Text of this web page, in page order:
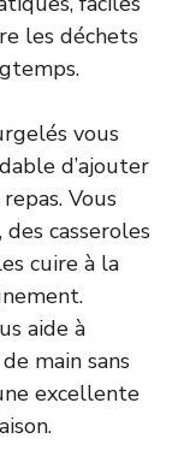
les déchets
vous
d’ajouter
Vous
casseroles
cuire à la
aide à
main sans
excellente